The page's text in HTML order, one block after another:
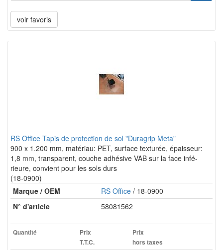
voir favoris
RS Office Tapis de protection de sol "Duragrip Meta"
900 x 1.200 mm, matériau: PET, surface texturée, épaisseur:
1,8 mm, transparent, couche adhésive VAB sur la face infé-
rieure, convient pour les sols durs
(18-0900)
Marque / OEM
RS Office / 18-0900
N° d'article
58081562
Quantité
Prix
T.T.C.
Prix
hors taxes